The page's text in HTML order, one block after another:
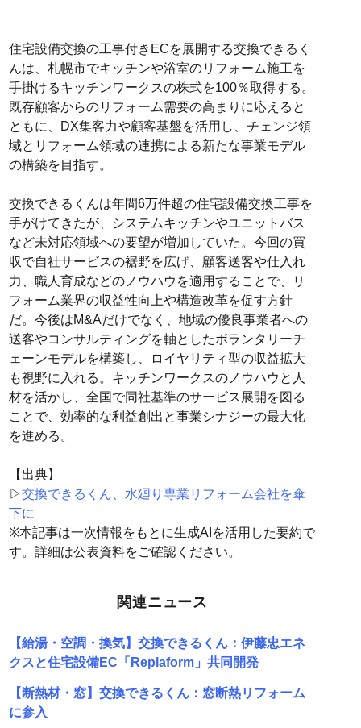
住宅設備交換の工事付きECを展開する交換できるく
んは、札幌市でキッチンや浴室のリフォーム施工を
手掛けるキッチンワークスの株式を100％取得する。
既存顧客からのリフォーム需要の高まりに応えると
ともに、DX集客力や顧客基盤を活用し、チェンジ領
域とリフォーム領域の連携による新たな事業モデル
の構築を目指す。
交換できるくんは年間6万件超の住宅設備交換工事を
手がけてきたが、システムキッチンやユニットバス
など未対応領域への要望が増加していた。今回の買
収で自社サービスの裾野を広げ、顧客送客や仕入れ
力、職人育成などのノウハウを適用することで、リ
フォーム業界の収益性向上や構造改革を促す方針
だ。今後はM&Aだけでなく、地域の優良事業者への
送客やコンサルティングを軸としたボランタリーチ
ェーンモデルを構築し、ロイヤリティ型の収益拡大
も視野に入れる。キッチンワークスのノウハウと人
材を活かし、全国で同社基準のサービス展開を図る
ことで、効率的な利益創出と事業シナジーの最大化
を進める。
【出典】
▷交換できるくん、水廻り専業リフォーム会社を傘
下に
※本記事は一次情報をもとに生成AIを活用した要約で
す。詳細は公表資料をご確認ください。
関連ニュース
【給湯・空調・換気】交換できるくん：伊藤忠エネ
クスと住宅設備EC「Replaform」共同開発
【断熱材・窓】交換できるくん：窓断熱リフォーム
に参入